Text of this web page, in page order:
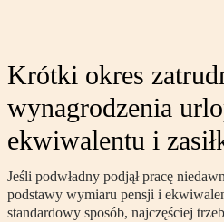
Krótki okres
wynagrodzenia
ekwiwalentu i
Jeśli podwładny podjął pracę
podstawy wymiaru pensji i
standardowy sposób, najczęściej